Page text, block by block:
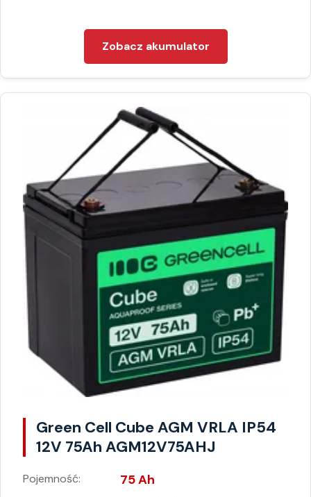
Zobacz akumulator
Green Cell Cube AGM VRLA IP54
12V 75Ah AGM12V75AHJ
Pojemność: 75 Ah